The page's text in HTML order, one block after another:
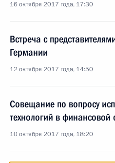
16 октября 2017 года, 17:30
Встреча с
Германии
12 октября 2017 года, 14:50
Совещание по вопросу
технологий в финансовой
10 октября 2017 года, 18:20